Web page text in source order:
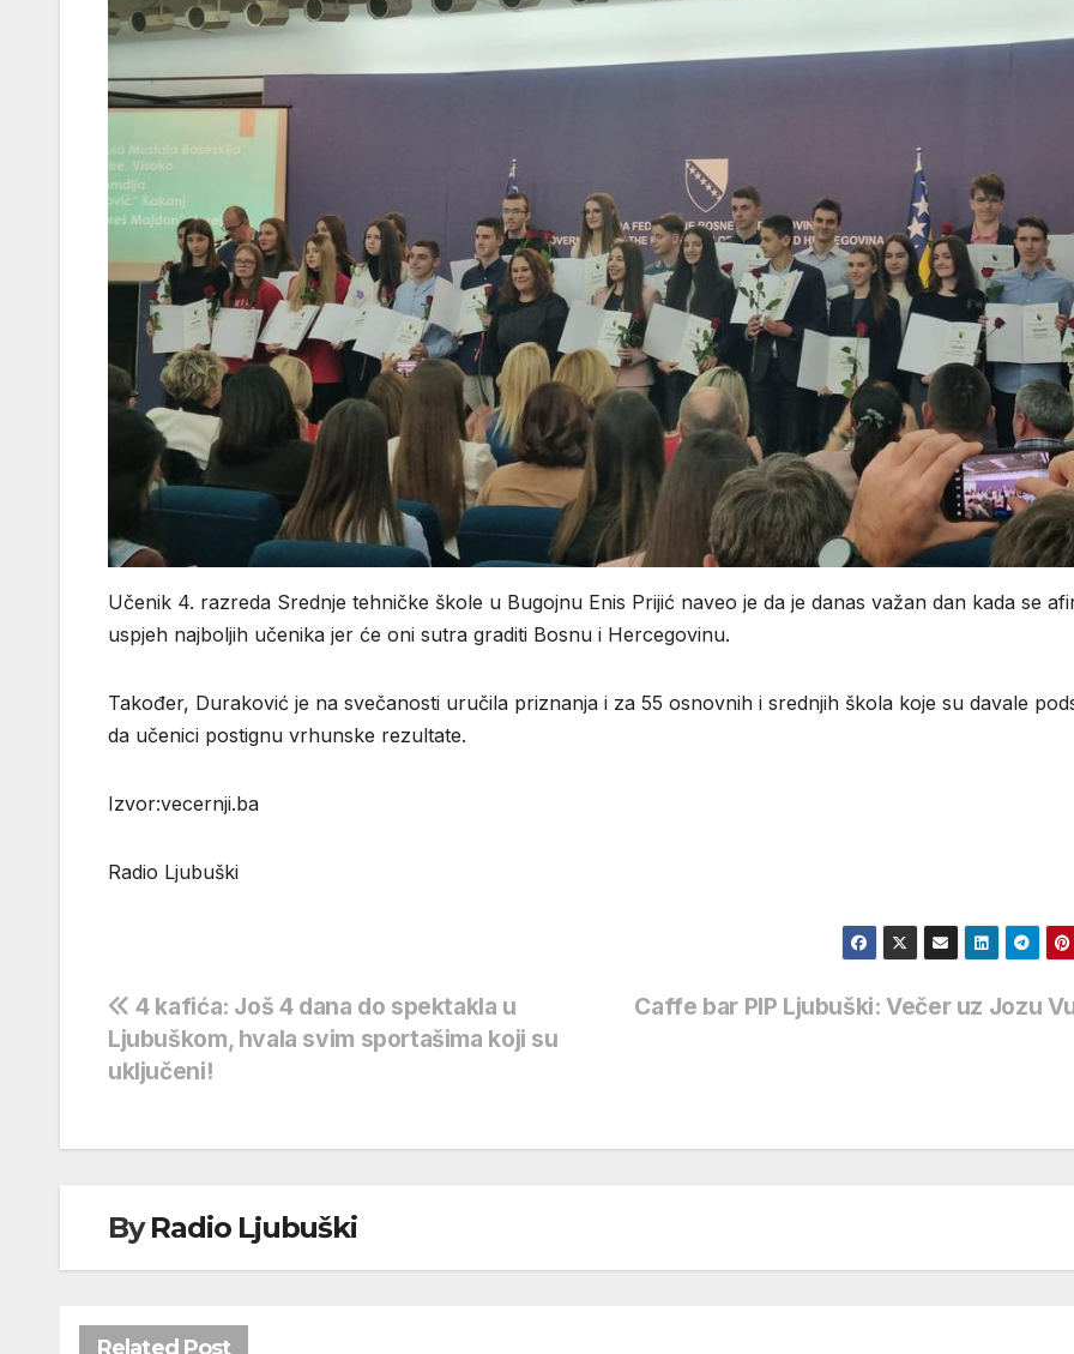
Učenik 4. razreda Srednje tehničke škole u Bugojnu Enis Prijić naveo je da je danas važan dan kada se
uspjeh najboljih učenika jer će oni sutra graditi Bosnu i Hercegovinu.
Također, Duraković je na svečanosti uručila priznanja i za 55 osnovnih i srednjih škola koje su davale
da učenici postignu vrhunske rezultate.
Izvor:vecernji.ba
Radio Ljubuški
Navigacija
objava
Caffe bar PIP Ljubuški: Večer uz Jozu
4 kafića: Još 4 dana do spektakla u
Ljubuškom, hvala svim sportašima koji su
uključeni!
ByRadio Ljubuški
Related Post